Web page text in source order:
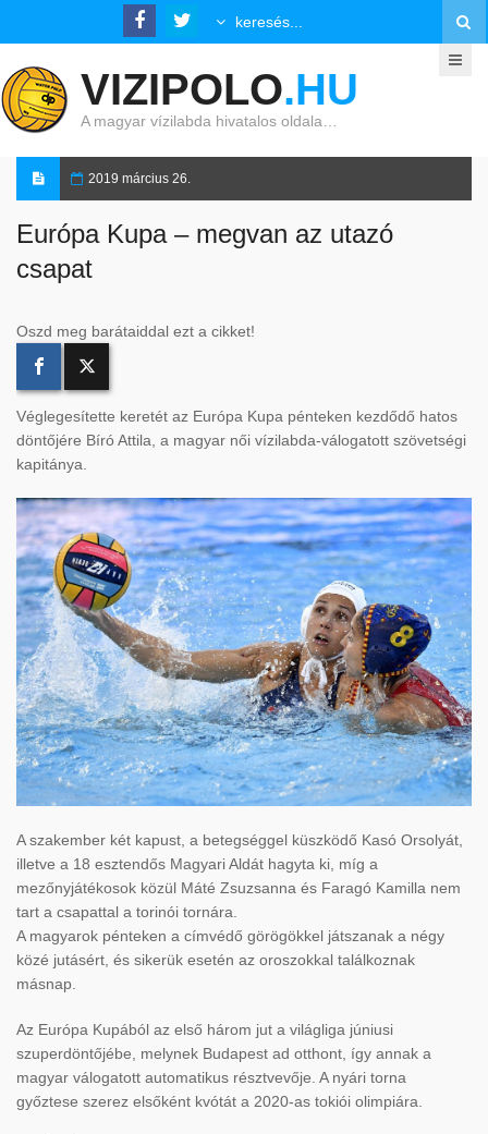
VIZIPOLO.HU
A magyar vízilabda hivatalos oldala…
2019 március 26.
Európa Kupa – megvan az utazó
csapat
Oszd meg barátaiddal ezt a cikket!
Véglegesítette keretét az Európa Kupa pénteken kezdődő hatos
döntőjére Bíró Attila, a magyar női vízilabda-válogatott szövetségi
kapitánya.
A szakember két kapust, a betegséggel küszködő Kasó Orsolyát,
illetve a 18 esztendős Magyari Aldát hagyta ki, míg a
mezőnyjátékosok közül Máté Zsuzsanna és Faragó Kamilla nem
tart a csapattal a torinói tornára.
A magyarok pénteken a címvédő görögökkel játszanak a négy
közé jutásért, és sikerük esetén az oroszokkal találkoznak
másnap.
Az Európa Kupából az első három jut a világliga júniusi
szuperdöntőjébe, melynek Budapest ad otthont, így annak a
magyar válogatott automatikus résztvevője. A nyári torna
győztese szerez elsőként kvótát a 2020-as tokiói olimpiára.